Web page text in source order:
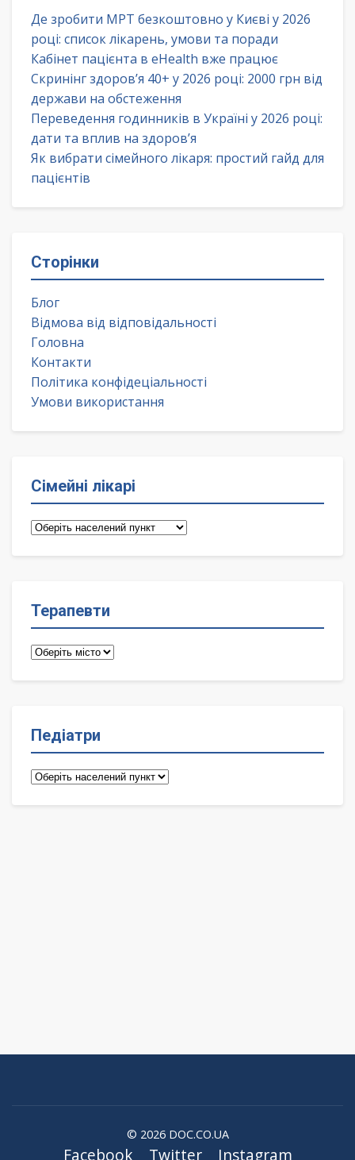
Де зробити МРТ безкоштовно у Києві у 2026
році: список лікарень, умови та поради
Кабінет пацієнта в eHealth вже працює
Скринінг здоров’я 40+ у 2026 році: 2000 грн від
держави на обстеження
Переведення годинників в Україні у 2026 році:
дати та вплив на здоров’я
Як вибрати сімейного лікаря: простий гайд для
пацієнтів
Сторінки
Блог
Відмова від відповідальності
Головна
Контакти
Політика конфідеціальності
Умови використання
Сімейні лікарі
Сімейні
Терапевти
Терапевти
Педіатри
Педіатри
© 2026 DOC.CO.UA
Facebook Twitter Instagram